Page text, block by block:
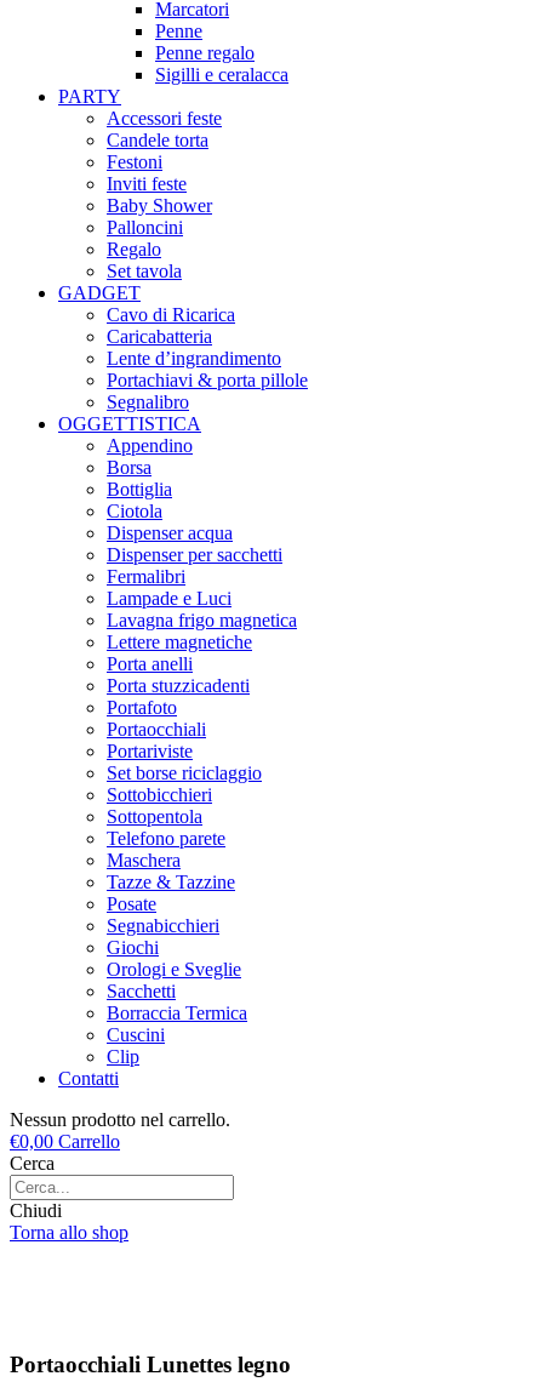
Marcatori
Penne
Penne regalo
Sigilli e ceralacca
PARTY
Accessori feste
Candele torta
Festoni
Inviti feste
Baby Shower​
Palloncini
Regalo
Set tavola
GADGET
Cavo di Ricarica
Caricabatteria
Lente d’ingrandimento
Portachiavi & porta pillole
Segnalibro
OGGETTISTICA
Appendino
Borsa
Bottiglia
Ciotola
Dispenser acqua
Dispenser per sacchetti
Fermalibri
Lampade e Luci
Lavagna frigo magnetica
Lettere magnetiche
Porta anelli
Porta stuzzicadenti
Portafoto
Portaocchiali
Portariviste
Set borse riciclaggio
Sottobicchieri
Sottopentola
Telefono parete
Maschera
Tazze & Tazzine
Posate
Segnabicchieri
Giochi
Orologi e Sveglie
Sacchetti
Borraccia Termica
Cuscini
Clip
Contatti
Nessun prodotto nel carrello.
€0,00 Carrello
Cerca
Chiudi
Torna allo shop
Portaocchiali Lunettes legno